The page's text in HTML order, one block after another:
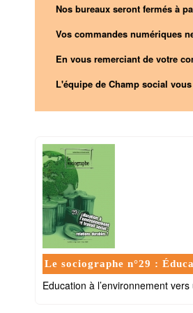
Nos bureaux seront fermés à
Vos commandes numériques
En vous remerciant de votre
L'équipe de Champ social
Le sociographe n°29 :
Education à l’environnement